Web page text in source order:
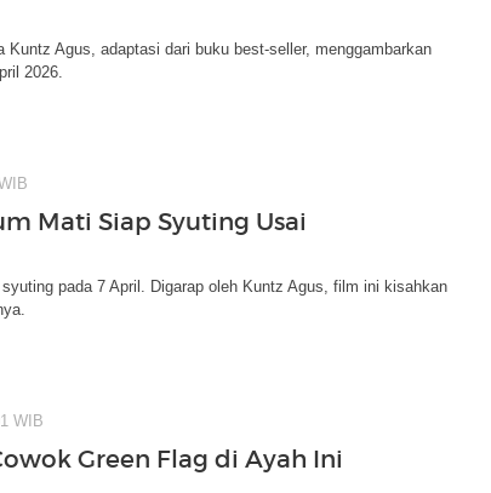
Agus, adaptasi dari buku best-seller, menggambarkan
2026.
Mati Siap Syuting Usai
pada 7 April. Digarap oleh Kuntz Agus, film ini kisahkan
WIB
Green Flag di Ayah Ini